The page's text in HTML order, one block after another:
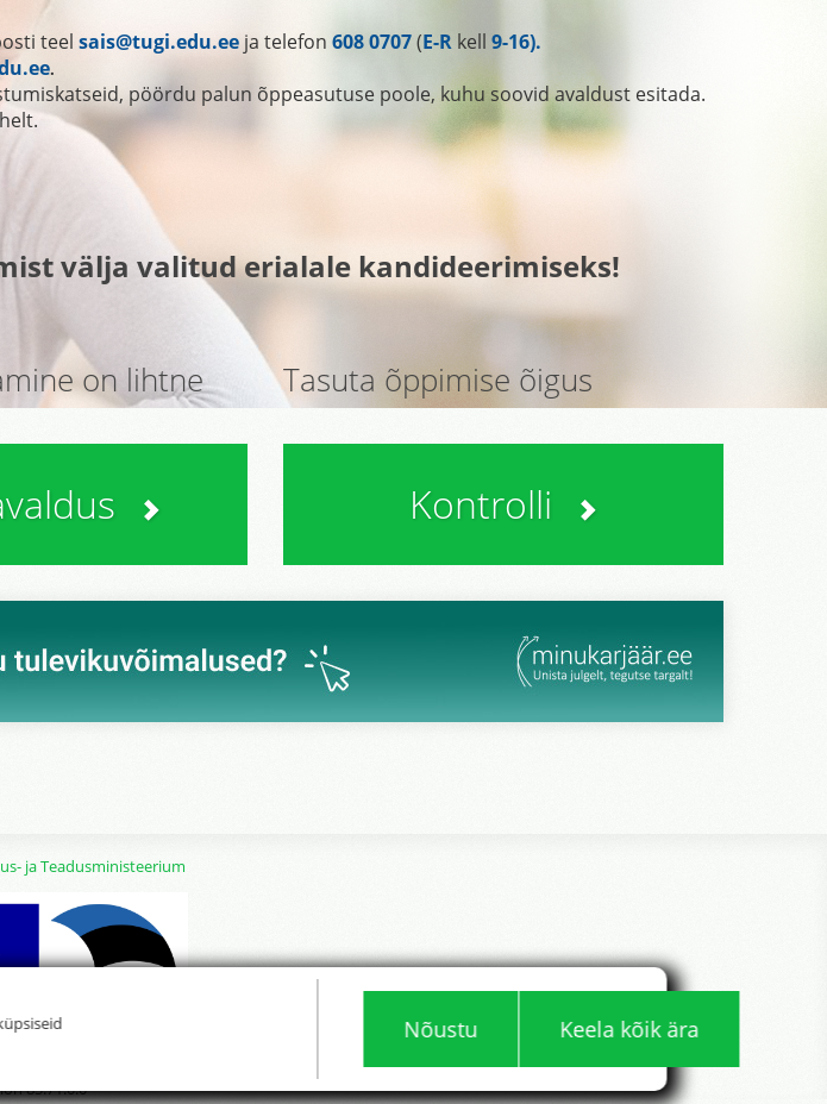
teel sais@tugi.edu.ee ja telefon 608 0707(E-R kell 9-16).
.
pöördu palun õppeasutuse poole, kuhu soovid avaldust esitada.
.
välja valitud erialale kandideerimiseks!
on lihtne Tasuta õppimise õigus
Kontrolli
Nõustu Keela kõik ära
ja Teadusministeerium
85.71.0.0